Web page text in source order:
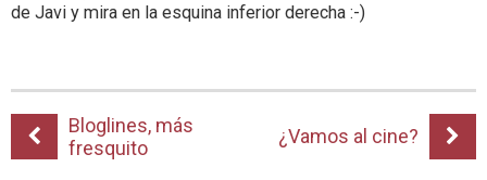
de Javi y mira en la esquina inferior derecha :-)
Bloglines, más
fresquito
¿Vamos al cine?